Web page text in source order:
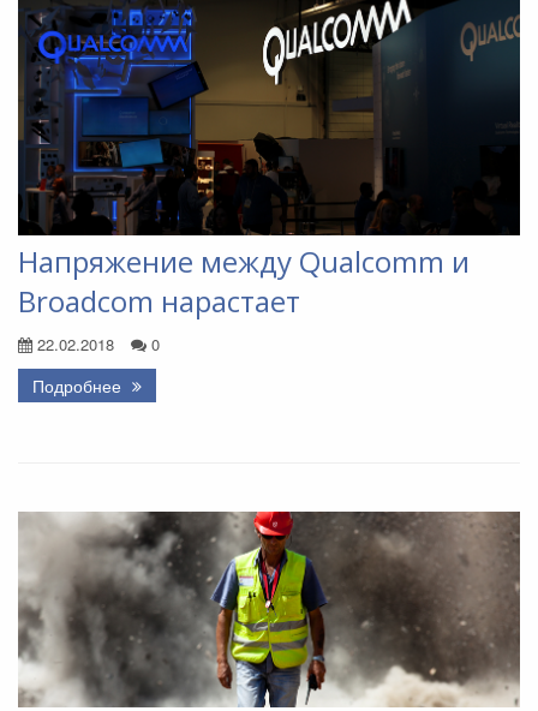
Напряжение между Qualcomm и
Broadcom нарастает
22.02.2018 0
Подробнее